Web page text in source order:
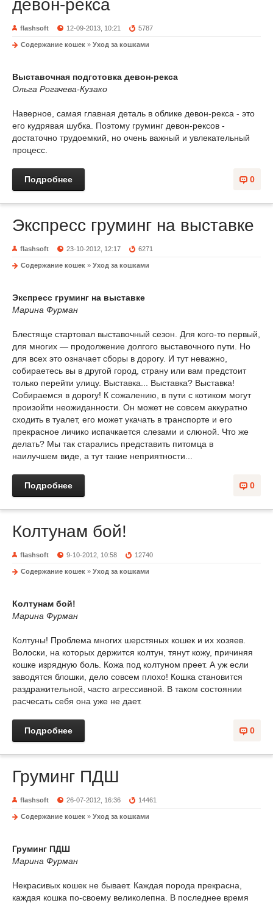
девон-рекса
flashsoft 12-09-2013, 10:21 5787
Содержание кошек » Уход за кошками
Выставочная подготовка девон-рекса
Ольга Рогачева-Кузако
Наверное, самая главная деталь в облике девон-рекса - это
его кудрявая шубка. Поэтому груминг девон-рексов -
достаточно трудоемкий, но очень важный и увлекательный
процесс.
0
Подробнее
Экспресс груминг на выставке
flashsoft 23-10-2012, 12:17 6271
Содержание кошек » Уход за кошками
Экспресс груминг на выставке
Марина Фурман
Блестяще стартовал выставочный сезон. Для кого-то первый,
для многих — продолжение долгого выставочного пути. Но
для всех это означает сборы в дорогу. И тут неважно,
собираетесь вы в другой город, страну или вам предстоит
только перейти улицу. Выставка... Выставка? Выставка!
Собираемся в дорогу! К сожалению, в пути с котиком могут
произойти неожиданности. Он может не совсем аккуратно
сходить в туалет, его может укачать в транспорте и его
прекрасное личико испачкается слезами и слюной. Что же
делать? Мы так старались представить питомца в
наилучшем виде, а тут такие неприятности...
0
Подробнее
Колтунам бой!
flashsoft 9-10-2012, 10:58 12740
Содержание кошек » Уход за кошками
Колтунам бой!
Марина Фурман
Колтуны! Проблема многих шерстяных кошек и их хозяев.
Волоски, на которых держится колтун, тянут кожу, причиняя
кошке изрядную боль. Кожа под колтуном преет. А уж если
заводятся блошки, дело совсем плохо! Кошка становится
раздражительной, часто агрессивной. В таком состоянии
расчесать себя она уже не дает.
0
Подробнее
Груминг ПДШ
flashsoft 26-07-2012, 16:36 14461
Содержание кошек » Уход за кошками
Груминг ПДШ
Марина Фурман
Некрасивых кошек не бывает. Каждая порода прекрасна,
каждая кошка по-своему великолепна. В последнее время